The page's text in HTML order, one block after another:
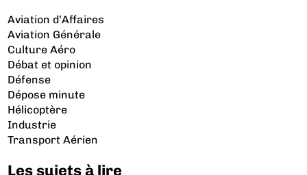
Aviation d’Affaires
Aviation Générale
Culture Aéro
Débat et opinion
Défense
Dépose minute
Hélicoptère
Industrie
Transport Aérien
Les sujets à lire